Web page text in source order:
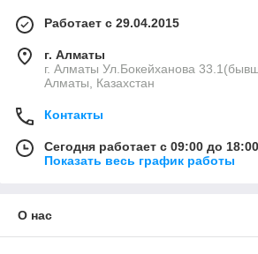
Работает с 29.04.2015
г. Алматы
г. Алматы Ул.Бокейханова
Алматы, Казахстан
Контакты
Сегодня работает с 09:00 до 18:00
Показать весь график работы
О нас